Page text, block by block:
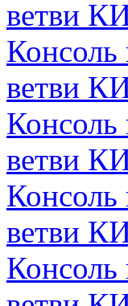
ветви
Консоль
ветви
Консоль
ветви
Консоль
ветви
Консоль